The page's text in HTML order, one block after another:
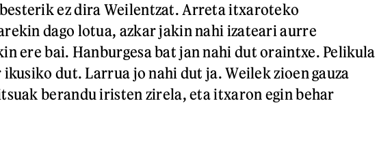
ez dira Weilentzat. Arreta itxaroteko
dago lotua, azkar jakin nahi izateari aurre
ere bai. Hanburgesa bat jan nahi dut oraintxe. Pelikula
dut. Larrua jo nahi dut ja. Weilek zioen gauza
berandu iristen zirela, eta itxaron egin behar